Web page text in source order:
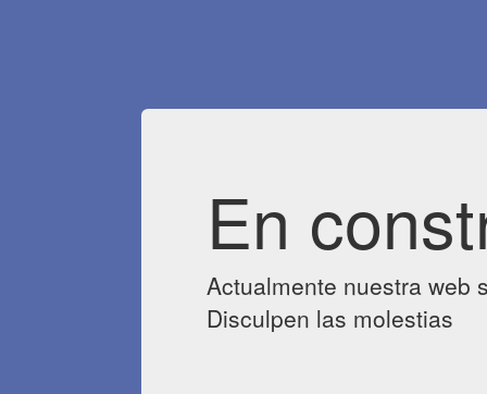
En
Actualmente nuestra web
Disculpen las molestias